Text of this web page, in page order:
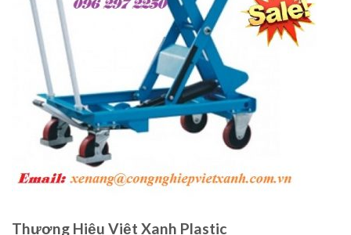
Thương Hiệu Việt Xanh Plastic